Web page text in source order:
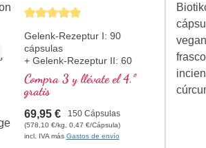
Calificación promedio de 5 de 5 estrellas
Gelenk-Rezeptur I: 90
cápsulas
+ Gelenk-Rezeptur II: 60
cápsulas
Compra 3 y llévate el 4.º
gratis
69,95 € 150 Cápsulas
(578,10 €/kg, 0,47 €/Cápsula)
incl. IVA más Gastos de envío